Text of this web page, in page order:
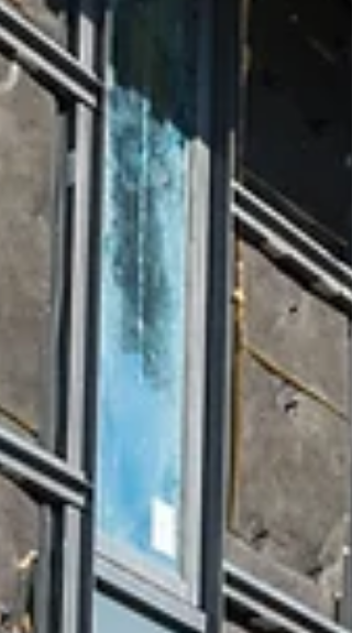
verwandelt sich das charmante Nidauer
Stedtli in einen lebendigen Treffpunkt voller
Musik, Genuss und guter Stimmung. Das
Nidauer Stedtlifest gehört längst zu den
Highlights im regionalen
Veranstaltungskalender. Ein Fest für alle
Sinne Freut euch auf ein Wochenende, das
alles bietet, was ein gelungenes Fest
ausmacht: Live-Musik für jeden Geschmack
Vielfältige Food-Stände mit leckeren
Spezialitäten Erfri